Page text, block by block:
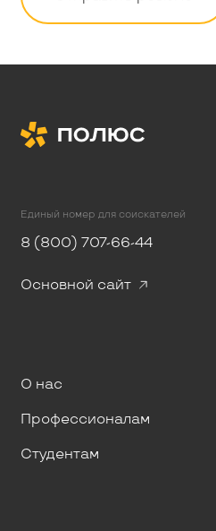
Единый номер для соискателей
8 (800) 707-66-44
Основной сайт
О нас
Профессионалам
Студентам